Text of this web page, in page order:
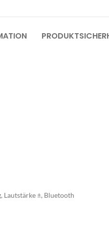
Lautstärke ±, Bluetooth